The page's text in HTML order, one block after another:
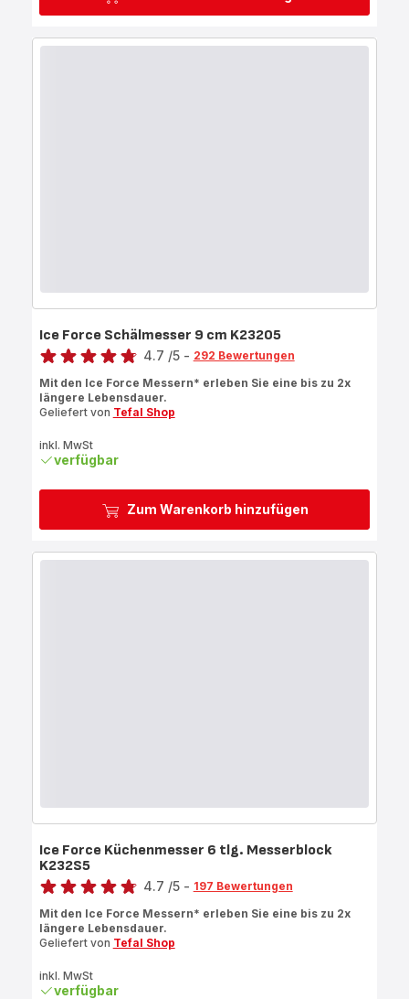
Zum Warenkorb hinzufügen
Ice Force Schälmesser 9 cm K23205
Bewertung
4.7 /5 - 292 Bewertungen
Mit den Ice Force Messern* erleben Sie eine bis zu 2x
längere Lebensdauer.
Geliefert von Tefal Shop
inkl. MwSt
verfügbar
Ice Force Küchenmesser 6 tlg. Messerblock
K232S5
Bewertung
4.7 /5 - 197 Bewertungen
Mit den Ice Force Messern* erleben Sie eine bis zu 2x
längere Lebensdauer.
Geliefert von Tefal Shop
inkl. MwSt
verfügbar